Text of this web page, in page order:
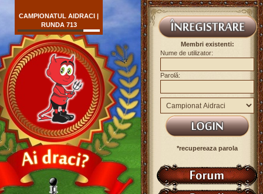
CAMPIONATUL AIDRACI |
RUNDA 713
Membri existenti:
Nume de utilizator:
Parolă:
*recupereaza parola